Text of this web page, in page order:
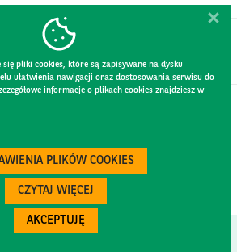
pliki cookies, które są zapisywane na dysku
ułatwienia nawigacji oraz dostosowania serwisu do
informacje o plikach cookies znajdziesz w
PLIKÓW COOKIES
CZYTAJ WIĘCEJ
AKCEPTUJĘ